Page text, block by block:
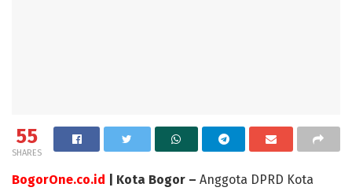
55
SHARES
BogorOne.co.id | Kota Bogor – Anggota DPRD Kota